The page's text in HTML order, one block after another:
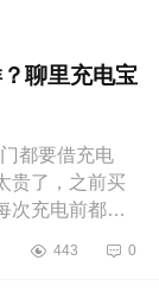
聊里充电宝
要借充电
贵了，之前买
次充电前都得
编为大家介绍
443 0